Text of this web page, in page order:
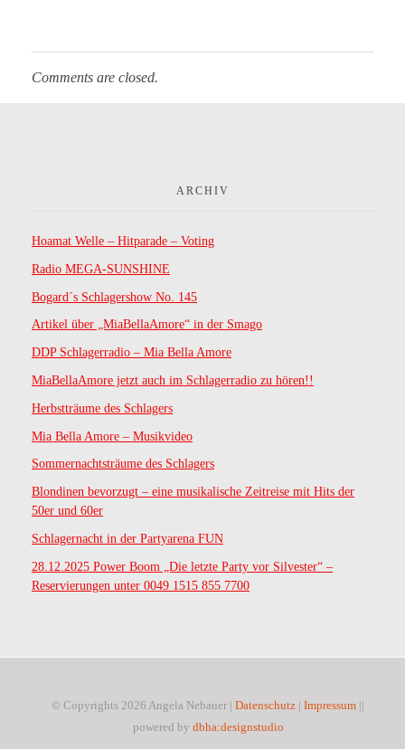
o
o
m
„
D
i
e
l
e
t
Comments are closed.
ARCHIV
Hoamat Welle – Hitparade – Voting
Radio MEGA-SUNSHINE
Bogard´s Schlagershow No. 145
Artikel über „MiaBellaAmore“ in der Smago
DDP Schlagerradio – Mia Bella Amore
MiaBellaAmore jetzt auch im Schlagerradio zu hören!!
Herbstträume des Schlagers
Mia Bella Amore – Musikvideo
Sommernachtsträume des Schlagers
Blondinen bevorzugt – eine musikalische Zeitreise mit Hits der
50er und 60er
Schlagernacht in der Partyarena FUN
28.12.2025 Power Boom „Die letzte Party vor Silvester“ –
Reservierungen unter 0049 1515 855 7700
© Copyrights 2026 Angela Nebauer | Datenschutz | Impressum ||
powered by dbha:designstudio